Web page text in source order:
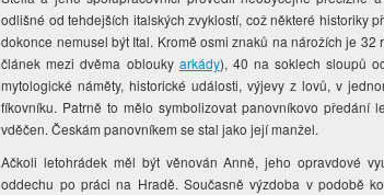
odlišné od tehdejších italských zvyklostí, což některé historiky
dokonce nemusel být Ital. Kromě osmi znaků na nárožích je
článek mezi dvěma oblouky arkády), 40 na soklech sloupů
mytologické náměty, historické události, výjevy z lovů, v
fíkovníku. Patrně to mělo symbolizovat panovníkovo
vděčen. Českám panovníkem se stal jako její manžel.
Ačkoli letohrádek měl být věnován Anně, jeho opravdové
oddechu po práci na Hradě. Současně výzdoba v podobě